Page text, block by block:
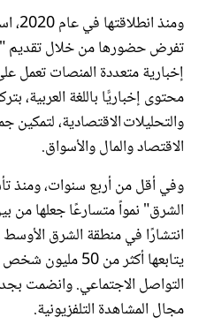
تفرض حضورها من خلال تقديم
إخبارية متعددة المنصات تعمل
محتوى إخباريًّا باللغة العربية،
والتحليلات الاقتصادية،
الاقتصاد والمال والأسواق.
وفي أقل من أربع سنوات، ومنذ
الشرق" نمواً متسارعًا جعلها من
انتشارًا في منطقة الشرق
يتابعها أكثر من
التواصل الاجتماعي. وانضمت
مجال المشاهدة التلفزيونية.